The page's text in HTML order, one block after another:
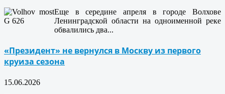
Еще в середине апреля в городе Волхове
Ленинградской области на одноименной реке
обвалились два...
«Президент» не вернулся в Москву из первого
круиза сезона
15.06.2026